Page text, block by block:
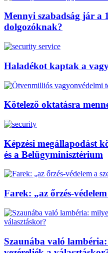
Mennyi szabadság jár a
dolgozóknak?
Haladékot kaptak a
Kötelező oktatásra
Képzési megállapodást
és a Belügyminisztérium
Farek: „az őrzés-
Szaunába való